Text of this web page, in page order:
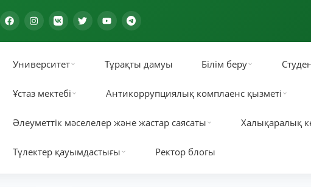
Университет Тұрақты дамуы Білім беру
Ұстаз мектебі Антикоррупциялық комплаенс қызметі
Әлеуметтік мәселелер және жастар саясаты Халықаралық
Түлектер қауымдастығы Ректор блогы